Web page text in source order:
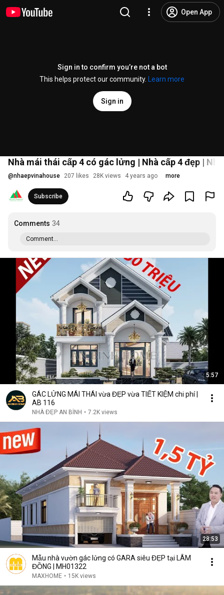
Open App
Sign in to confirm you’re not a bot
This helps protect our community.
Learn more
Sign in
Nhà mái thái cấp 4 có gác lửng | Nhà cấp 4 đẹp |
@nhaepvinahouse 207 likes 28K views 4 years ago more
Subscribe
Comments 34
Comment...
5:57
GÁC LỬNG MÁI THÁI vừa ĐẸP vừa TIẾT KIỆM chi phí |
AB 116
NHÀ ĐẸP AN BÌNH • 7.2K views
28:53
Mẫu nhà vườn gác lửng có GARA siêu ĐẸP tại LÂM
ĐỒNG | MH01322
MAXHOME • 15K views